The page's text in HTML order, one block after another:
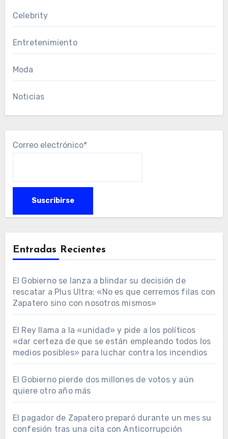
Celebrity
Entretenimiento
Moda
Noticias
Correo electrónico*
Entradas Recientes
El Gobierno se lanza a blindar su decisión de
rescatar a Plus Ultra: «No es que cerremos filas con
Zapatero sino con nosotros mismos»
El Rey llama a la «unidad» y pide a los políticos
«dar certeza de que se están empleando todos los
medios posibles» para luchar contra los incendios
El Gobierno pierde dos millones de votos y aún
quiere otro año más
El pagador de Zapatero preparó durante un mes su
confesión tras una cita con Anticorrupción